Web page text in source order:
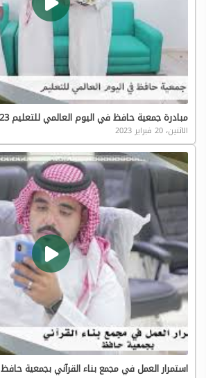
مبادرة جمعية حافظ في اليوم العالمي للتعليم 2023م
الاثنين، 20 فبراير 2023
استمرار العمل في مجمع بناء القرآني بجمعية حافظ